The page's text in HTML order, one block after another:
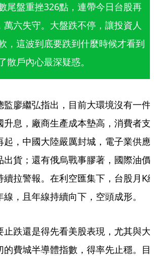
尾盤重挫326點，連帶今日台股再
萬六失守。大盤跌不停，讓投資人
，這波到底要跌到什麼時候才看到
散戶內心最深疑惑。
監廖繼弘指出，目前大環境沒有一件
升息，廠商生產成本墊高，消費者支
起，中國大陸嚴厲封城，電子業供應
出貨；還有俄烏戰事膠著，國際油價
續拉警報。在利空匯集下，台股月K
，且年線持續向下，空頭成形。
止跌還是得先看美股表現，尤其與大
的費城半導體指數，得率先止穩。目